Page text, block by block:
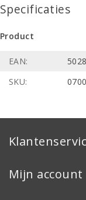
Specificaties
Product
EAN:
SKU:
Mijn account